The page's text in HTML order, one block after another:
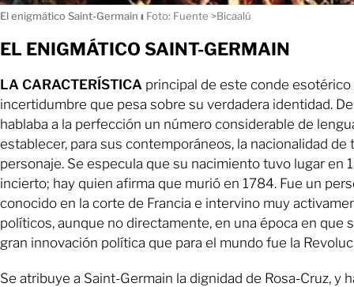
El enigmático Saint-Germain ı Foto: Fuente >Bicaalú
EL ENIGMÁTICO SAINT-GERMAIN
LA CARACTERÍSTICA principal de este conde esotérico
incertidumbre que pesa sobre su verdadera identidad.
hablaba a la perfección un número considerable de
establecer, para sus contemporáneos, la nacionalidad de
personaje. Se especula que su nacimiento tuvo lugar en
incierto; hay quien afirma que murió en 1784. Fue un
conocido en la corte de Francia e intervino muy
políticos, aunque no directamente, en una época en que
gran innovación política que para el mundo fue la
Se atribuye a Saint-Germain la dignidad de Rosa-Cruz, y